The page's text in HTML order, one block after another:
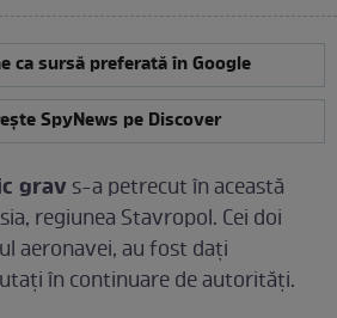
ca sursă preferată în Google
SpyNews pe Discover
grav s-a petrecut în această
regiunea Stavropol. Cei doi
aeronavei, au fost dați
în continuare de autorități.